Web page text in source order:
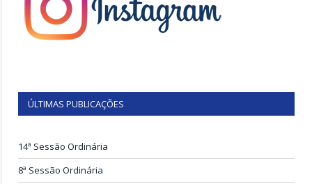
ÚLTIMAS PUBLICAÇÕES
14ª Sessão Ordinária
8ª Sessão Ordinária